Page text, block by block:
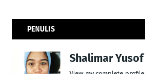
PENULIS
Shalimar Yusof